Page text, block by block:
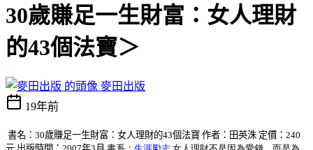
30歲賺足一生財富：女人理財
的43個法寶＞
麥田出版
19年前
書名：30歲賺足一生財富：女人理財的43個法寶 作者：田英洙 定價： 240